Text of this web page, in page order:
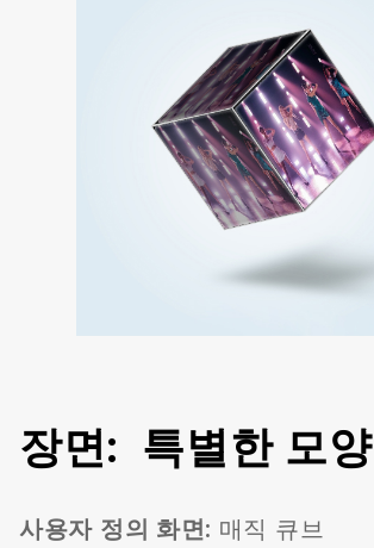
장면: 특별한 모양
사용자 정의 화면: 매직 큐브